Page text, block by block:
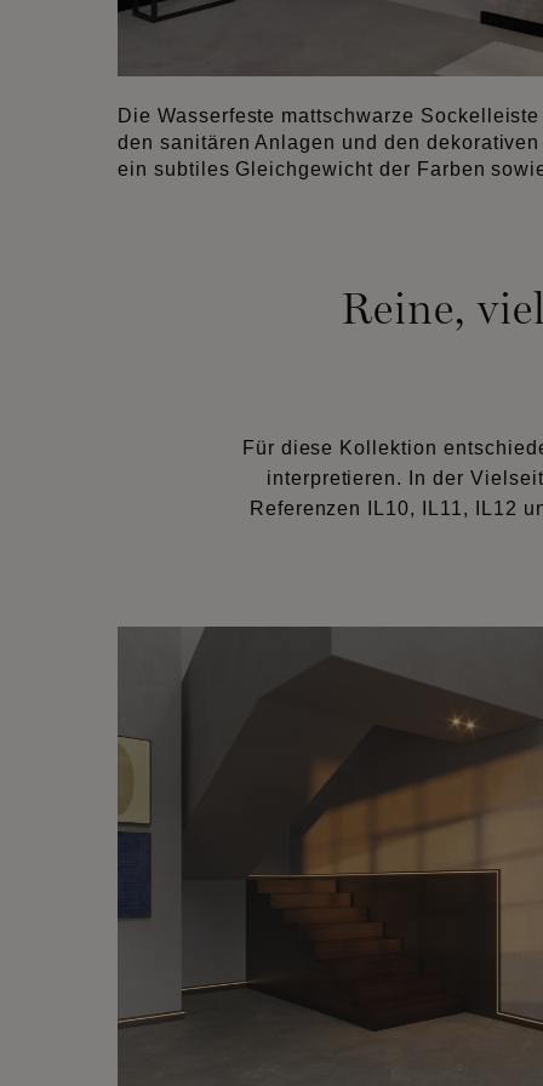
Die Wasserfeste mattschwarze
den sanitären Anlagen und den
ein subtiles Gleichgewicht der Farben
Reine,
Für diese Kollektion
interpretieren. In der
Referenzen IL10, IL11, IL12